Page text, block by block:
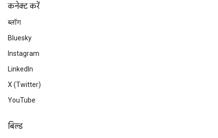
कनेक्ट करें
ब्लॉग
Bluesky
Instagram
LinkedIn
X (Twitter)
YouTube
बिल्ड